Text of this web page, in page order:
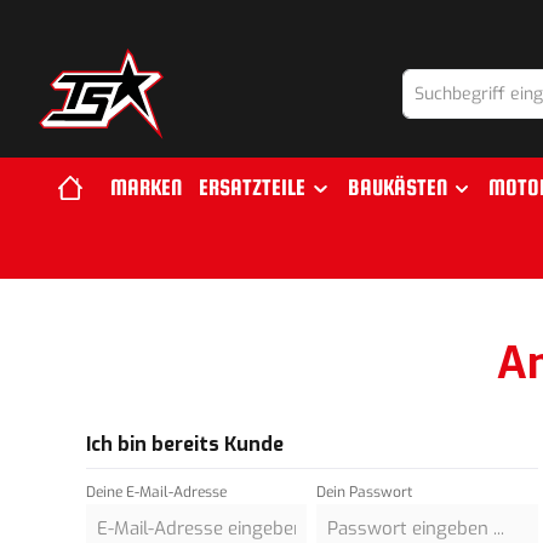
MARKEN ERSATZTEILE BAUKÄSTEN
Ich bin bereits Kunde
Deine E-Mail-Adresse Dein Passwort